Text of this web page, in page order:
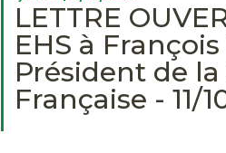
LETTRE
EHS à
Président de
Française - 11/